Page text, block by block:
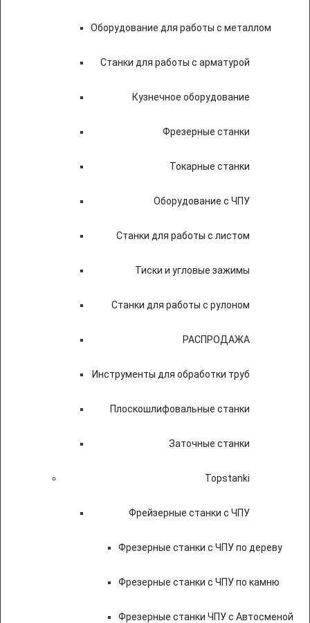
Оборудование для работы с металлом
Станки для работы с арматурой
Кузнечное оборудование
Фрезерные станки
Токарные станки
Оборудование с ЧПУ
Станки для работы с листом
Тиски и угловые зажимы
Станки для работы с рулоном
РАСПРОДАЖА
Инструменты для обработки труб
Плоскошлифовальные станки
Заточные станки
Topstanki
Фрейзерные станки с ЧПУ
Фрезерные станки с ЧПУ по дереву
Фрезерные станки с ЧПУ по камню
Фрезерные станки ЧПУ с Автосменой